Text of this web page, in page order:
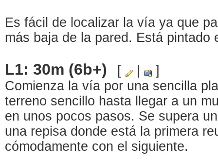
Es fácil de localizar la vía ya que
más baja de la pared. Está pintado
L1: 30m (6b+) [
]
Comienza la vía por una sencilla
terreno sencillo hasta llegar a un
en unos pocos pasos. Se supera
una repisa donde está la primera
cómodamente con el siguiente.